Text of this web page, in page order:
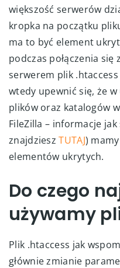
większość serwerów
kropka na początku
ma to być element
podczas połączenia się
serwerem plik
wtedy upewnić się, że
plików oraz katalogów
FileZilla – informacje
znajdzieszTUTAJ)
elementów ukrytych.
Do czego
używamy
Plik .htaccess jak
głównie zmianie